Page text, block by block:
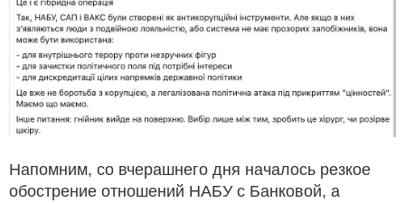
Напомним, со вчерашнего дня началось резкое
обострение отношений НАБУ с Банковой, а